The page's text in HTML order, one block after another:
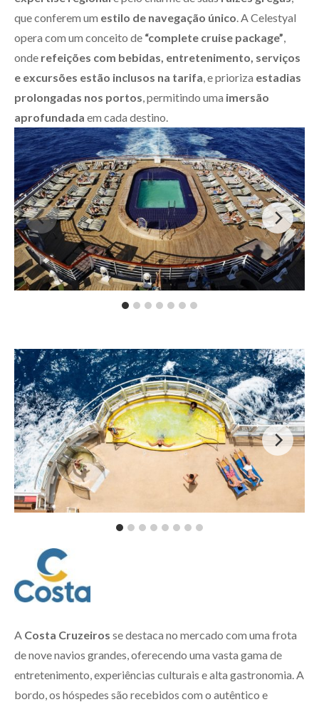
que conferem um estilo de navegação único . A Celestyal
opera com um conceito de “complete cruise package”
onde refeições com bebidas, entretenimento, serviços
e excursões estão inclusos na tarifa , e prioriza estadias
prolongadas nos portos , permitindo uma imersão
aprofundada em cada destino.
A Costa Cruzeiros se destaca no mercado com uma frota
de nove navios grandes, oferecendo uma vasta gama de
entretenimento, experiências culturais e alta gastronomia. A
bordo, os hóspedes são recebidos com o autêntico e